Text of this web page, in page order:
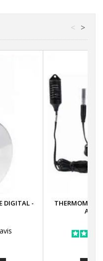
>
<
DIGITAL -
avis
AVEC